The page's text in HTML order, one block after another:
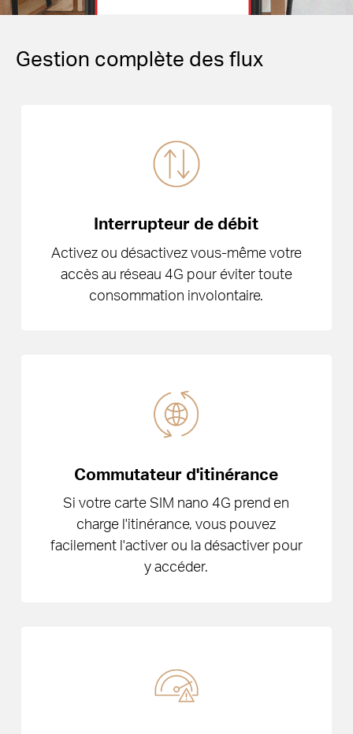
Gestion complète des flux
Interrupteur de débit
Activez ou désactivez vous-même votre
accès au réseau 4G pour éviter toute
consommation involontaire.
Commutateur d'itinérance
Si votre carte SIM nano 4G prend en
charge l'itinérance, vous pouvez
facilement l'activer ou la désactiver pour
y accéder.